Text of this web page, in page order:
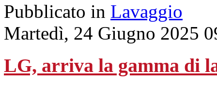
Pubblicato in Lavaggio
Martedì, 24 Giugno 2025
LG, arriva la gamma di